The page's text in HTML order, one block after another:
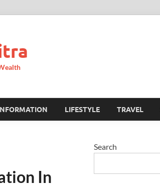
LIFESTYLE TRAVEL
In
Search